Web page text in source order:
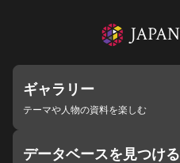
ギャラリー
テーマや人物の資料を楽しむ
データベースを見つける